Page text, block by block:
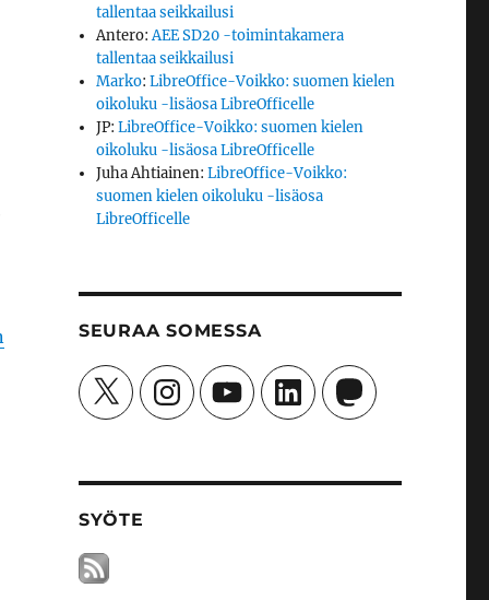
tallentaa seikkailusi
Antero:AEE SD20 -toimintakamera
tallentaa seikkailusi
Marko:LibreOffice-Voikko: suomen kielen
oikoluku -lisäosa LibreOfficelle
JP:LibreOffice-Voikko: suomen kielen
oikoluku -lisäosa LibreOfficelle
Juha Ahtiainen:LibreOffice-Voikko:
suomen kielen oikoluku -lisäosa
LibreOfficelle
SEURAA SOMESSA
X InstagramYouTubeLinkedInMastodon
SYÖTE